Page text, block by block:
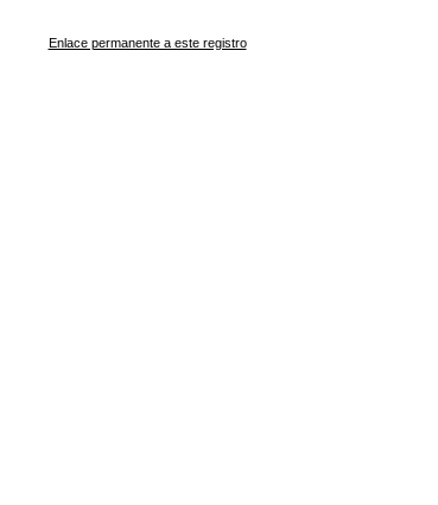
Enlace permanente a este registro